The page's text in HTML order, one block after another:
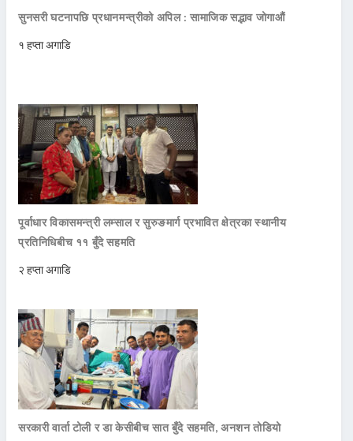
सुनसरी घटनापछि प्रधानमन्त्रीको अपिल : सामाजिक सद्भाव जोगाऔं
१ हप्ता अगाडि
पूर्वाधार विकासमन्त्री लम्साल र सुरुङमार्ग प्रभावित क्षेत्रका स्थानीय
प्रतिनिधिबीच ११ बुँदे सहमति
२ हप्ता अगाडि
सरकारी वार्ता टोली र डा केसीबीच सात बुँदे सहमति, अनशन तोडियो